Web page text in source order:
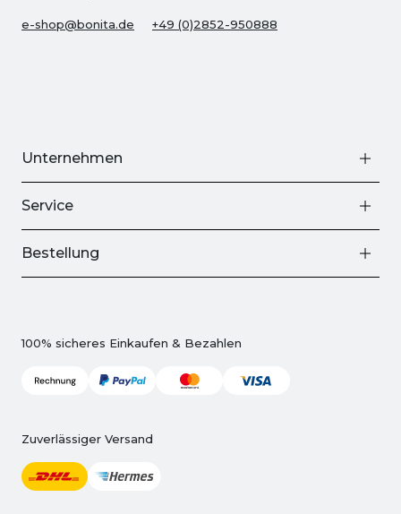
e-shop@bonita.de +49 (0)2852-950888
Unternehmen
Service
Bestellung
100% sicheres Einkaufen & Bezahlen
Zuverlässiger Versand